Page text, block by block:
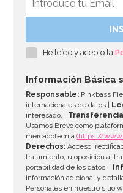
Calavera Día de los
He leído y acepto la
Información Básica
Responsable: Pinkbass
internacionales de datos |
interesado. |
Usamos Brevo como
mercadotecnia(https://
Derechos: Acceso,
tratamiento, u oposición al
portabilidad de los datos. |
información adicional y
Personales en nuestro sitio